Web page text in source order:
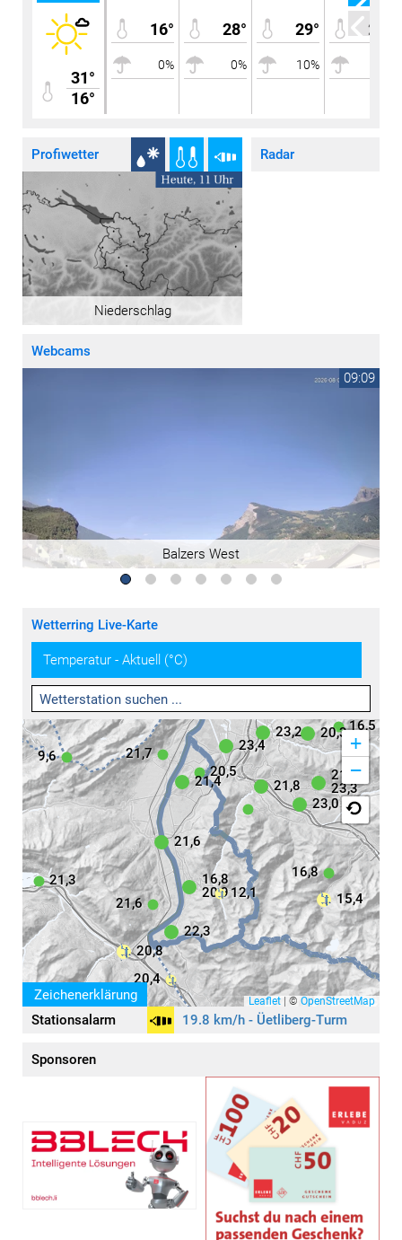
31°
16°
16°
0%
28°
0%
29°
10%
23°
Profiwetter
Niederschlag
Radar
Webcams
09:09
Balzers Nord
Wetterring Live-Karte
Temperatur - Aktuell (°C)
Zeichenerklärung
9,6
21,3
16,8
15,4
21,2
23,3
16,5
20,3
23,4
23,2
12,1
21,6
20,5
21,7
21,4
21,8
23,0
20,4
21,6
22,3
20,8
16,8
20,9
+
−
Leaflet © OpenStreetMap
Stationsalarm
19.8 km/h - Üetliberg-Turm
stark
sehr stark
extrem stark
(km/h)
Regen
(mm)
0
0,1 - 2
Schneefall
0
0,1 - 0,6
Sponsoren
(öffnet in neuem Tab)